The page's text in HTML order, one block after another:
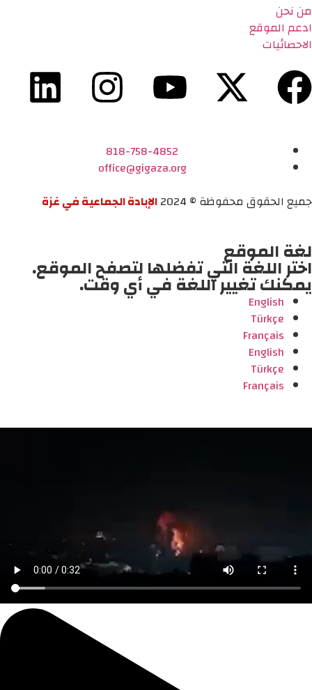
من نحن
ادعم الموقع
الاحصائيات
818-758-4852
office@gigaza.org
جميع الحقوق محفوظة © 2024
الإبادة الجماعية في غزة
لغة الموقع
اختر اللغة التي تفضلها لتصفح الموقع.
يمكنك تغيير اللغة في أي وقت.
English
Türkçe
Français
English
Türkçe
Français